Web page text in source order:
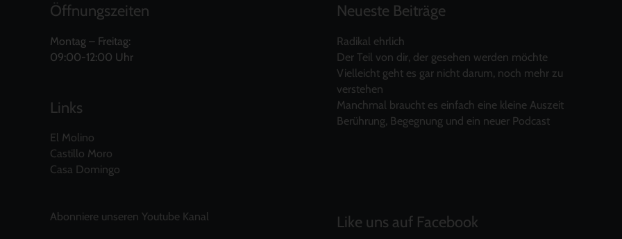
Öffnungszeiten
Montag – Freitag:
09:00-12:00 Uhr
Links
El Molino
Castillo Moro
Casa Domingo
Abonniere unseren Youtube Kanal
Neueste Beiträge
Radikal ehrlich
Der Teil von dir, der gesehen werden möchte
Vielleicht geht es gar nicht darum, noch mehr zu
verstehen
Manchmal braucht es einfach eine kleine Auszeit
Berührung, Begegnung und ein neuer Podcast
Like uns auf Facebook